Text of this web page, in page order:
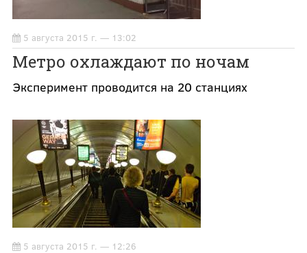
5 августа 2015 г. — 13:02
Метро охлаждают по ночам
Эксперимент проводится на 20 станциях
5 августа 2015 г. — 12:26